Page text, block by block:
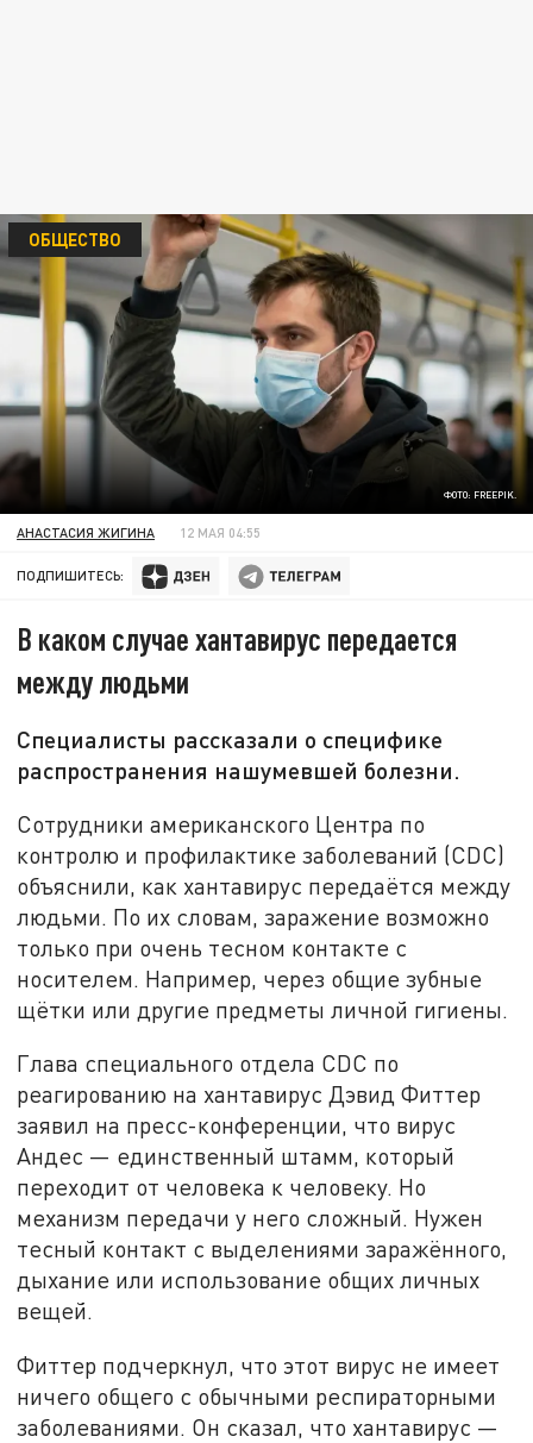
ФОТО: FREEPIK.
ОБЩЕСТВО
АНАСТАСИЯ ЖИГИНА 12 МАЯ 04:55
ПОДПИШИТЕСЬ:
В каком случае хантавирус передается
между людьми
Специалисты рассказали о специфике
распространения нашумевшей болезни.
Сотрудники американского Центра по
контролю и профилактике заболеваний (CDC)
объяснили, как хантавирус передаётся между
людьми. По их словам, заражение возможно
только при очень тесном контакте с
носителем. Например, через общие зубные
щётки или другие предметы личной гигиены.
Глава специального отдела CDC по
реагированию на хантавирус Дэвид Фиттер
заявил на пресс-конференции, что вирус
Андес — единственный штамм, который
переходит от человека к человеку. Но
механизм передачи у него сложный. Нужен
тесный контакт с выделениями заражённого,
дыхание или использование общих личных
вещей.
Фиттер подчеркнул, что этот вирус не имеет
ничего общего с обычными респираторными
заболеваниями. Он сказал, что хантавирус —